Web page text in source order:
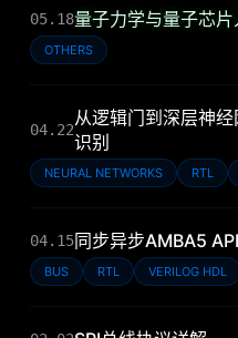
05.18量子力学与量子芯片
OTHERS
04.22
从逻辑门到深层神
识别
NEURAL NETWORKS RTL
04.15同步异步AMBA5
BUS RTL VERILOG HDL